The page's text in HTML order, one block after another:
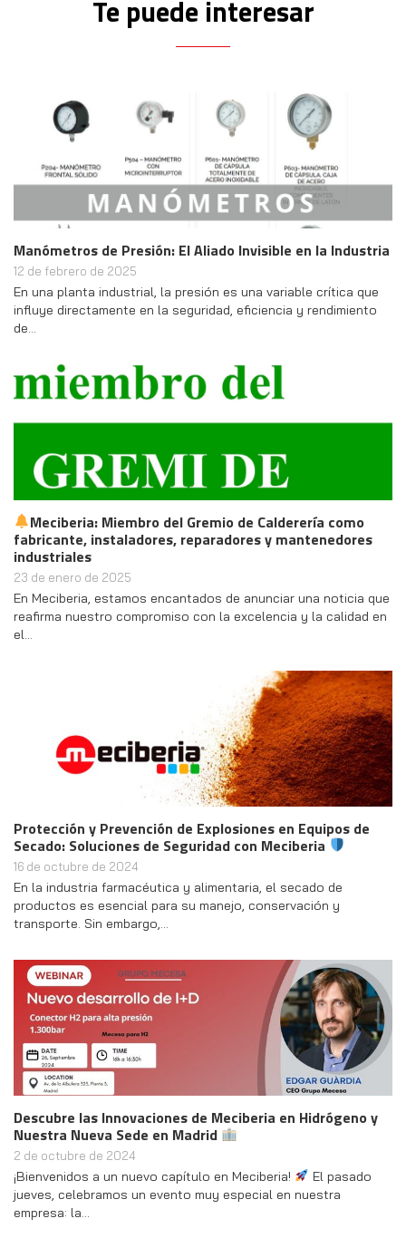
Te puede interesar
Manómetros de Presión: El Aliado Invisible en la Industria
12 de febrero de 2025
En una planta industrial, la presión es una variable crítica que
influye directamente en la seguridad, eficiencia y rendimiento
de…
Meciberia: Miembro del Gremio de Calderería como
fabricante, instaladores, reparadores y mantenedores
industriales
23 de enero de 2025
En Meciberia, estamos encantados de anunciar una noticia que
reafirma nuestro compromiso con la excelencia y la calidad en
el…
Protección y Prevención de Explosiones en Equipos de
Secado: Soluciones de Seguridad con Meciberia
16 de octubre de 2024
En la industria farmacéutica y alimentaria, el secado de
productos es esencial para su manejo, conservación y
transporte. Sin embargo,…
Descubre las Innovaciones de Meciberia en Hidrógeno y
Nuestra Nueva Sede en Madrid
2 de octubre de 2024
¡Bienvenidos a un nuevo capítulo en Meciberia!
El pasado
jueves, celebramos un evento muy especial en nuestra
empresa: la…